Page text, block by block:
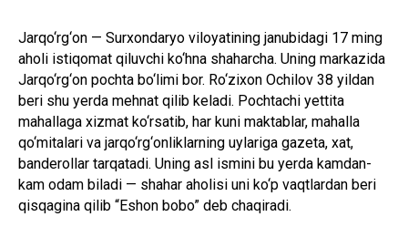
Jarqo‘rg‘on — Surxondaryo viloyatining janubidagi 17 ming
aholi istiqomat qiluvchi ko‘hna shaharcha. Uning markazida
Jarqo‘rg‘on pochta bo‘limi bor. Ro‘zixon Ochilov 38 yildan
beri shu yerda mehnat qilib keladi. Pochtachi yettita
mahallaga xizmat ko‘rsatib, har kuni maktablar, mahalla
qo‘mitalari va jarqo‘rg‘onliklarning uylariga gazeta, xat,
banderollar tarqatadi. Uning asl ismini bu yerda kamdan-
kam odam biladi — shahar aholisi uni ko‘p vaqtlardan beri
qisqagina qilib “Eshon bobo” deb chaqiradi.